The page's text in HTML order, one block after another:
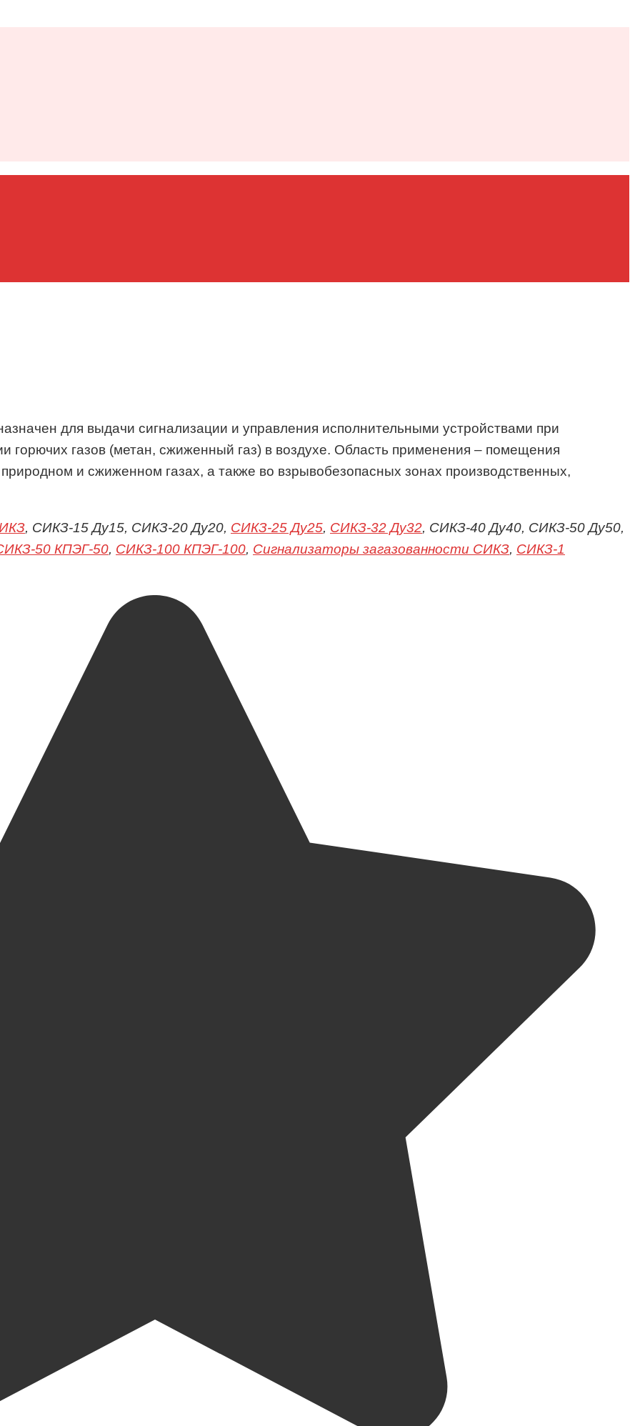
для выдачи сигнализации и управления исполнительными устройствами при
горючих газов (метан, сжиженный газ) в воздухе. Область применения – помещения
и сжиженном газах, а также во взрывобезопасных зонах производственных,
, СИКЗ-15 Ду15, СИКЗ-20 Ду20, СИКЗ-25 Ду25, СИКЗ-32 Ду32, СИКЗ-40 Ду40, СИКЗ-50 Ду50,
50 КПЭГ-50, СИКЗ-100 КПЭГ-100, Сигнализаторы загазованности СИКЗ, СИКЗ-1